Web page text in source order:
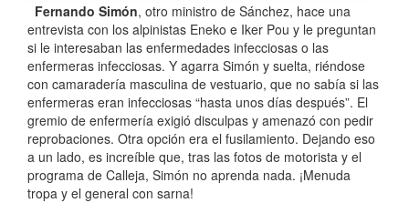
Fernando Simón, otro ministro de Sánchez, hace una
entrevista con los alpinistas Eneko e Iker Pou y le preguntan
si le interesaban las enfermedades infecciosas o las
enfermeras infecciosas. Y agarra Simón y suelta, riéndose
con camaradería masculina de vestuario, que no sabía si las
enfermeras eran infecciosas “hasta unos días después”. El
gremio de enfermería exigió disculpas y amenazó con pedir
reprobaciones. Otra opción era el fusilamiento. Dejando eso
a un lado, es increíble que, tras las fotos de motorista y el
programa de Calleja, Simón no aprenda nada. ¡Menuda
tropa y el general con sarna!